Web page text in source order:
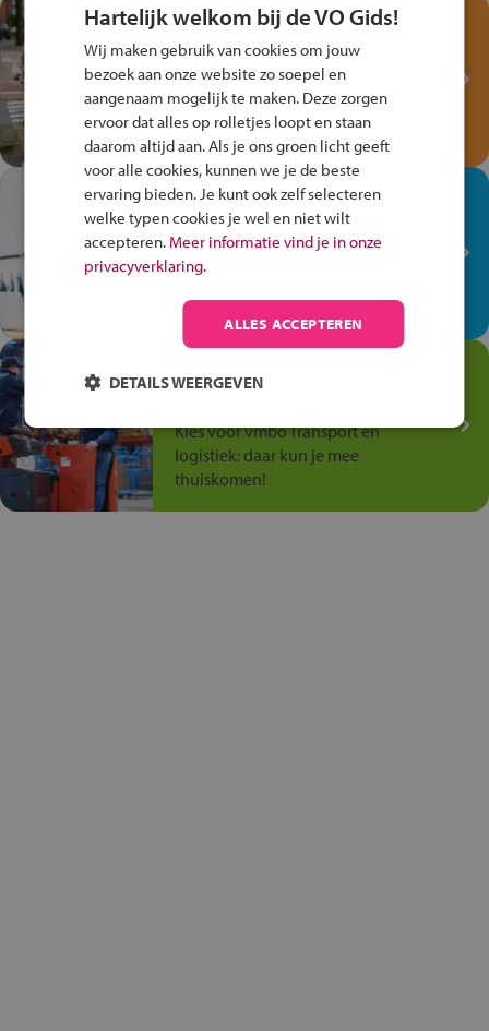
Test je kennis met het
Fiets Veilig
Verkeersspel!
Speel het Fiets Veilig Verkeersspel
en win een Cortina-fiets!
In de winkel ben je op je
plek!
Ontdek via het vmbo jouw talent
anders is!
Transport en Logistiek
Kies voor vmbo Transport en
logistiek: daar kun je mee
thuiskomen!
Hartelijk welkom bij de VO Gids!
Wij maken gebruik van cookies om jouw
bezoek aan onze website zo soepel en
aangenaam mogelijk te maken. Deze zorgen
ervoor dat alles op rolletjes loopt en staan
daarom altijd aan. Als je ons groen licht geeft
voor alle cookies, kunnen we je de beste
ervaring bieden. Je kunt ook zelf selecteren
welke typen cookies je wel en niet wilt
accepteren. Meer informatie vind je in onze
privacyverklaring.
ALLES ACCEPTEREN
DETAILS WEERGEVEN